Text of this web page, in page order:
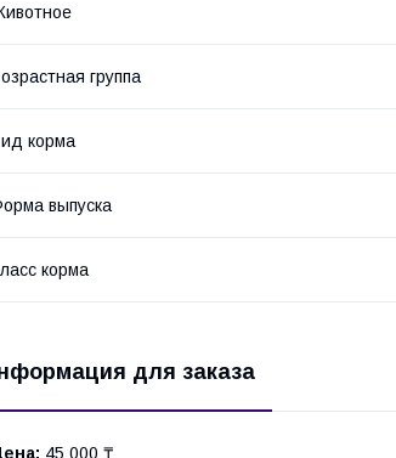
группа
корма
выпуска
корма
для заказа
45 000 ₸